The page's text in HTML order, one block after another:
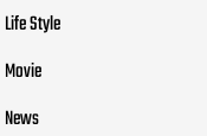
Life Style
Movie
News